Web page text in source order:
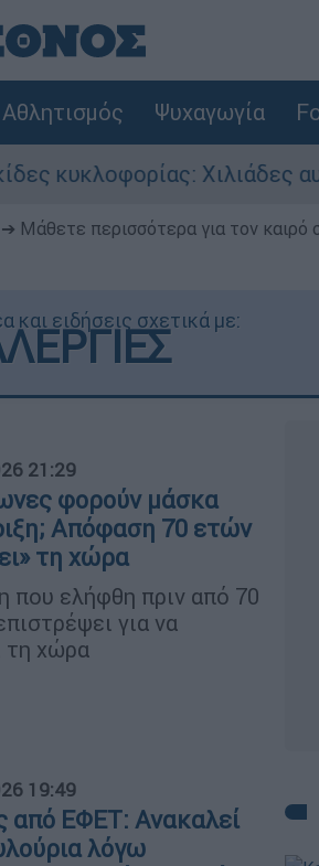
Αθλητισμός Ψυχαγωγία
Χιλιάδες αυτοκίνητα
➔ Μάθετε περισσότερα για τον καιρό
και ειδήσεις σχετικά με:
21:29
φορούν μάσκα
Απόφαση 70 ετών
τη χώρα
που ελήφθη πριν από 70
για να
τη χώρα
19:49
από ΕΦΕΤ: Ανακαλεί
λόγω